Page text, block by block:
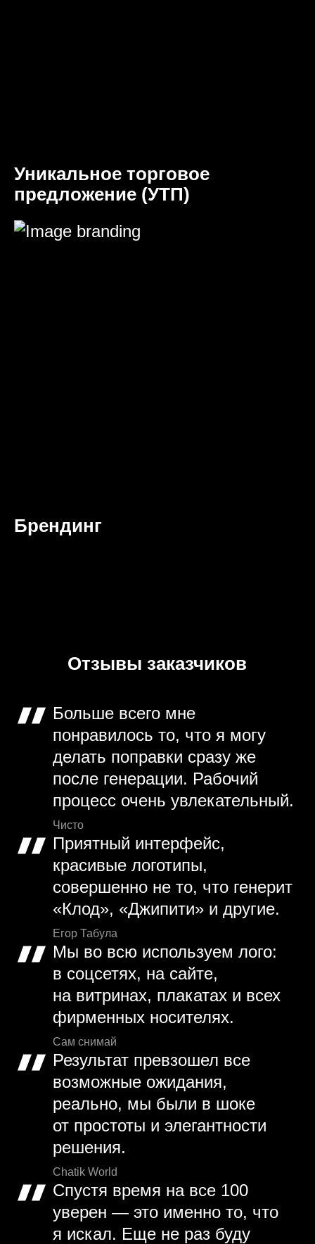
Уникальное торговое
предложение (УТП)
Брендинг
Отзывы заказчиков
Больше всего мне
понравилось то, что я могу
делать поправки сразу же
после генерации. Рабочий
процесс очень увлекательный.
Чисто
Приятный интерфейс,
красивые логотипы,
совершенно не то, что генерит
«Клод», «Джипити» и другие.
Егор Табула
Мы во всю используем лого:
в соцсетях, на сайте,
на витринах, плакатах и всех
фирменных носителях.
Сам снимай
Результат превзошел все
возможные ожидания,
реально, мы были в шоке
от простоты и элегантности
решения.
Chatik World
Спустя время на все 100
уверен — это именно то, что
я искал. Еще не раз буду